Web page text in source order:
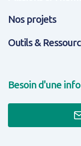
Nos projets
Outils &
Besoin d'une